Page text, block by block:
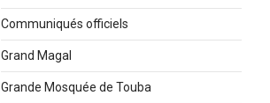
Communiqués officiels
Grand Magal
Grande Mosquée de Touba